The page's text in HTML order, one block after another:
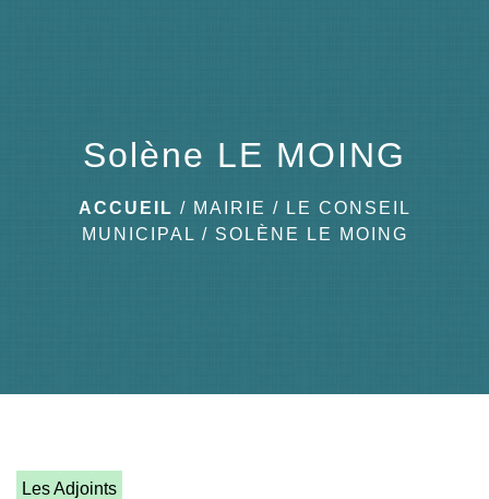
Solène LE MOING
ACCUEIL / MAIRIE / LE CONSEIL
MUNICIPAL / SOLÈNE LE MOING
Les Adjoints